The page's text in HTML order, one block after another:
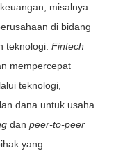
misalnya
di bidang
teknologi. Fintech
mempercepat
teknologi,
dana untuk usaha.
dan peer-to-peer
yang